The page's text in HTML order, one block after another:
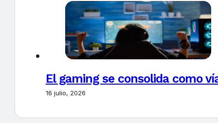
El gaming se consolida como
16 julio, 2026